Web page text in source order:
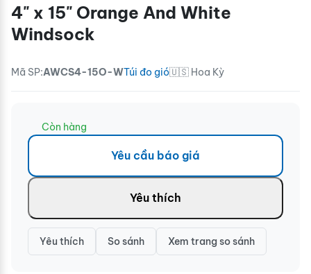
4" x 15" Orange And White
Windsock
Mã SP:AWCS4-15O-WTúi đo gió🇺🇸 Hoa Kỳ
Còn hàng
Yêu cầu báo giá
Yêu thích
Yêu thích So sánh Xem trang so sánh